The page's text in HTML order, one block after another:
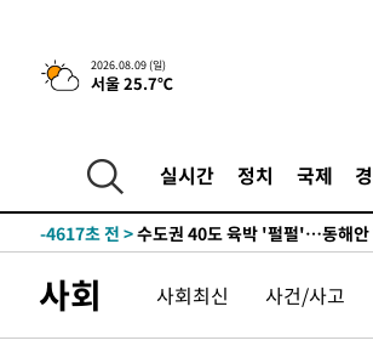
2026.08.09 (일)
서울 25.7℃
실시간 정치 국제
청래 44.56%
-12322초 전 >[속보]與 대표 경선 제주·인천
42.08%·宋 10.17%
-11856초 전 >이강인 "아틀레티코 이적 기뻐…
-5565초 전 >
낮 최고 35도 '무더위'…동해안
-4835초 전 >
레티코 이적"
-4617초 전 >수도권 40도 육박 '펄펄'…동해안
41분 전 >
강릉에 시간당 81.4㎜ 물폭탄…도로
1시간 전 >백운산서 80년근 천종산삼 9뿌리
사회 사회최신 사건/사고